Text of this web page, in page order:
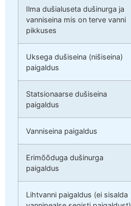
Ilma dušialuseta dušinurga ja
vanniseina mis on terve vanni
pikkuses
Uksega dušiseina (nišiseina)
paigaldus
Statsionaarse dušiseina
paigaldus
Vanniseina paigaldus
Erimõõduga dušinurga
paigaldus
Lihtvanni paigaldus (ei sisalda